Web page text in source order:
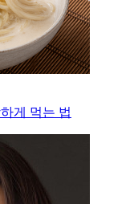
게 먹는 법